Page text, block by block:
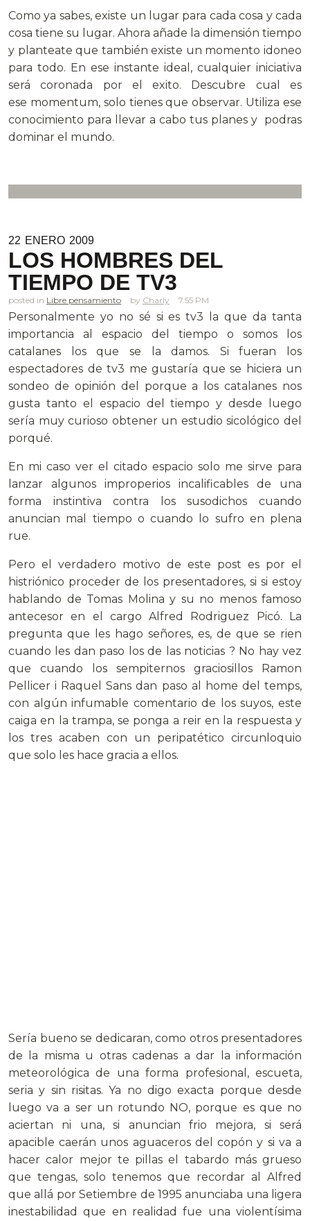
Como ya sabes, existe un lugar para cada cosa y cada
cosa tiene su lugar. Ahora añade la dimensión tiempo
y planteate que también existe un momento idoneo
para todo. En ese instante ideal, cualquier iniciativa
será coronada por el exito. Descubre cual es
ese momentum, solo tienes que observar. Utiliza ese
conocimiento para llevar a cabo tus planes y podras
dominar el mundo.
22 ENERO 2009
LOS HOMBRES DEL
TIEMPO DE TV3
posted in Libre pensamiento Charly 7.55 PM
Personalmente yo no sé si es tv3 la que da tanta
importancia al espacio del tiempo o somos los
catalanes los que se la damos. Si fueran los
espectadores de tv3 me gustaría que se hiciera un
sondeo de opinión del porque a los catalanes nos
gusta tanto el espacio del tiempo y desde luego
sería muy curioso obtener un estudio sicológico del
porqué.
En mi caso ver el citado espacio solo me sirve para
lanzar algunos improperios incalificables de una
forma instintiva contra los susodichos cuando
anuncian mal tiempo o cuando lo sufro en plena
rue.
Pero el verdadero motivo de este post es por el
histriónico proceder de los presentadores, si si estoy
hablando de Tomas Molina y su no menos famoso
antecesor en el cargo Alfred Rodriguez Picó. La
pregunta que les hago señores, es, de que se rien
cuando les dan paso los de las noticias ? No hay vez
que cuando los sempiternos graciosillos Ramon
Pellicer i Raquel Sans dan paso al home del temps,
con algún infumable comentario de los suyos, este
caiga en la trampa, se ponga a reir en la respuesta y
los tres acaben con un peripatético circunloquio
que solo les hace gracia a ellos.
Sería bueno se dedicaran, como otros presentadores
de la misma u otras cadenas a dar la información
meteorológica de una forma profesional, escueta,
seria y sin risitas. Ya no digo exacta porque desde
luego va a ser un rotundo NO, porque es que no
aciertan ni una, si anuncian frio mejora, si será
apacible caerán unos aguaceros del copón y si va a
hacer calor mejor te pillas el tabardo más grueso
que tengas, solo tenemos que recordar al Alfred
que allá por Setiembre de 1995 anunciaba una ligera
inestabilidad que en realidad fue una violentísima